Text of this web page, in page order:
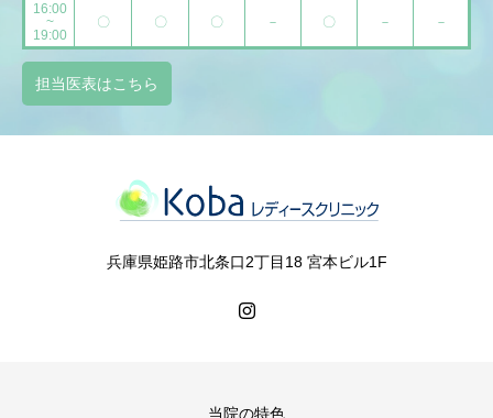
16:00
~
19:00
〇 〇 〇 － 〇 － －
担当医表はこちら
兵庫県姫路市北条口2丁目18 宮本ビル1F
当院の特色